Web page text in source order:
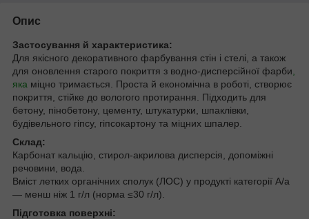
Опис
Застосування й характеристика:
Для якісного декоративного фарбування стін і стелі, а також
для оновлення старого покриття з водно-дисперсійної фарби
яка міцно тримається. Проста й економічна в роботі, створює
покриття, стійке до вологого протирання. Підходить для
бетону, пінобетону, цементу, штукатурки, шпаклівки,
будівельного гіпсу, гіпсокартону та міцних шпалер.
Склад:
Карбонат кальцію, стирол-акрилова дисперсія, допоміжні
речовини, вода.
Вміст летких органічних сполук (ЛОС) у продукті категорії А/а
— менш ніж 1 г/л (норма ≤30 г/л).
Підготовка поверхні: